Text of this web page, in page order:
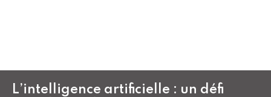
L’intelligence artificielle : un défi